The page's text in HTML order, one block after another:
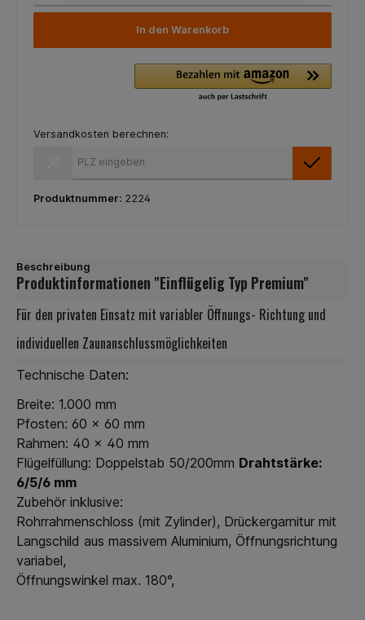
In den Warenkorb
Versandkosten berechnen:
Produktnummer: 2224
Beschreibung
Produktinformationen "Einflügelig Typ Premium"
Für den privaten Einsatz mit variabler Öffnungs- Richtung und
individuellen Zaunanschlussmöglichkeiten
Technische Daten:
Breite: 1.000 mm
Pfosten: 60 x 60 mm
Rahmen: 40 x 40 mm
Flügelfüllung: Doppelstab 50/200mm Drahtstärke:
6/5/6 mm
Zubehör inklusive:
Rohrrahmenschloss (mit Zylinder), Drückergarnitur mit
Langschild aus massivem Aluminium, Öffnungsrichtung
variabel,
Öffnungswinkel max. 180°,